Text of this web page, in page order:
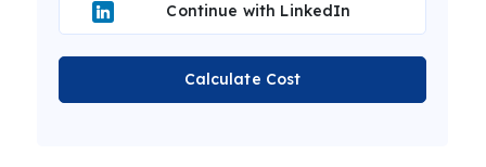
Continue with LinkedIn
Calculate Cost